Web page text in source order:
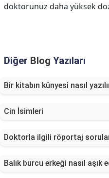
doktorunuz daha yüksek
Diğer Blog Yazıları
Bir kitabın künyesi nasıl
Cin İsimleri
Doktorla ilgili röportaj
Balık burcu erkeği nasıl aşık